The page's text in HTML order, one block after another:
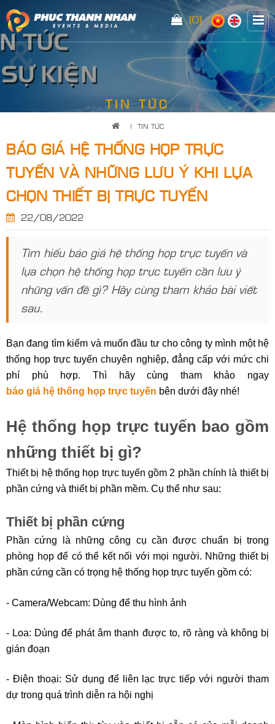
(0)
<
TIN TỨC
| TIN TỨC
BÁO GIÁ HỆ THỐNG HỌP TRỰC
TUYẾN VÀ NHỮNG LƯU Ý KHI LỰA
CHỌN THIẾT BỊ TRỰC TUYẾN
22/08/2022
Tìm hiểu báo giá hệ thống họp trực tuyến và
lựa chọn hệ thống họp trực tuyến cần lưu ý
những vấn đề gì? Hãy cùng tham khảo bài viết
sau.
Bạn đang tìm kiếm và muốn đầu tư cho công ty mình một hệ
thống họp trực tuyến chuyên nghiệp, đẳng cấp với mức chi
phí phù hợp. Thì hãy cùng tham khảo ngay
báo giá hệ thống họp trực tuyến bên dưới đây nhé!
Hệ thống họp trực tuyến bao gồm
những thiết bị gì?
Thiết bị hệ thống họp trực tuyến gồm 2 phần chính là thiết bị
phần cứng và thiết bị phần mềm. Cụ thể như sau:
Thiết bị phần cứng
Phần cứng là những công cụ cần được chuẩn bị trong
phòng họp để có thể kết nối với mọi người. Những thiết bị
phần cứng cần có trọng hệ thống họp trực tuyến gồm có:
- Camera/Webcam: Dùng để thu hình ảnh
- Loa: Dùng để phát âm thanh được to, rõ ràng và không bị
gián đoạn
- Điện thoại: Sử dụng để liên lạc trực tiếp với người tham
dự trong quá trình diễn ra hội nghị